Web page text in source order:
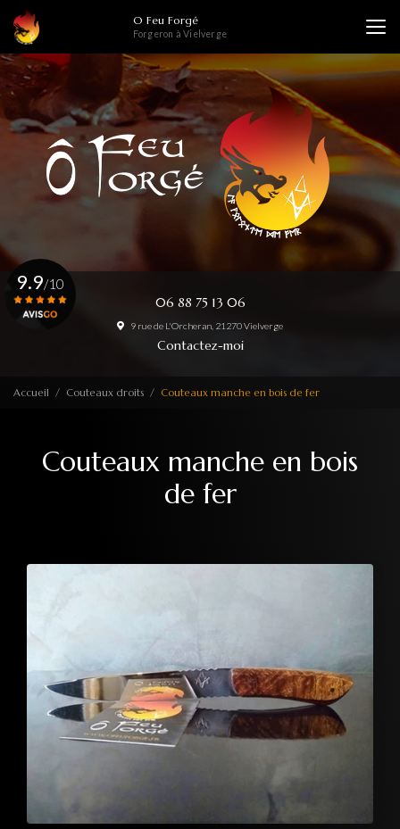
contenu
principal
O Feu Forgé
Forgeron à Vielverge
06 88 75 13 06
9 rue de L'Orcheran, 21270 Vielverge
Contactez-moi
9.9/10
Accueil Couteaux droits Couteaux manche en bois de fer
Couteaux manche en bois
de fer